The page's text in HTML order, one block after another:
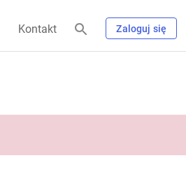
Kontakt Zaloguj się